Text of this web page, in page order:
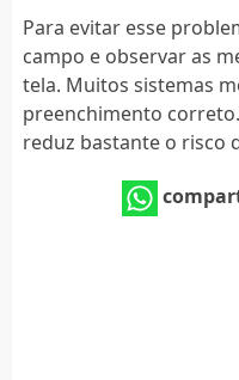
Para evitar esse
campo e observar as
tela. Muitos sistemas
preenchimento
reduz bastante o risco